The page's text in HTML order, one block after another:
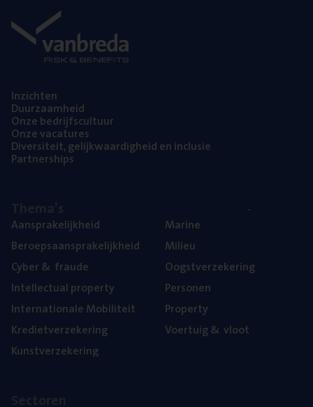
Inzich­ten
Duur­zaam­heid
Onze bedrijfs­cul­tuur
Onze vaca­tu­res
Diver­si­teit, gelijk­waar­dig­heid en inclusie
Part­ner­ships
Aan­spra­ke­lijk­heid
Beroeps­aan­spra­ke­lijk­heid
Cyber& fraude
Intel­lec­tu­al property
Inter­na­ti­o­na­le Mobiliteit
Kre­diet­ver­ze­ke­ring
Kunst­ver­ze­ke­ring
Mari­ne
Mili­eu
Oogst­ver­ze­ke­ring
Per­so­nen
Pro­per­ty
Voer­tuig& vloot